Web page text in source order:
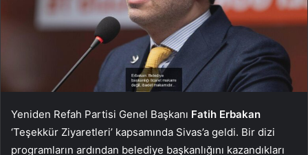
Yeniden Refah Partisi Genel Başkanı Fatih Erbakan
‘Teşekkür Ziyaretleri’ kapsamında Sivas’a geldi. Bir dizi
programların ardından belediye başkanlığını kazandıkları